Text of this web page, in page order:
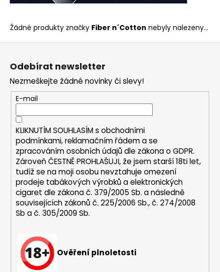
Žádné produkty značky Fiber n´Cotton nebyly nalezeny...
e
t
e
n
a
j
í
?
HLEDAT
D
o
Z
Odebírat newsletter
Nezmeškejte žádné novinky či slevy!
E-mail
KLIKNUTÍM SOUHLASÍM s obchodními
podmínkami,reklamačním řádem a se
zpracováním osobních údajů dle zákona oGDPR.
Zároveň ČESTNĚ PROHLAŠUJI, že jsem starší 18ti let,
tudíž se na moji osobu nevztahuje omezení
prodeje tabákových výrobků a elektronických
cigaret dle zákona č. 379/2005 Sb. a následně
souvisejících zákonů č. 225/2006 Sb., č. 274/2008
Sb a č. 305/2009 Sb.
Ověření plnoletosti